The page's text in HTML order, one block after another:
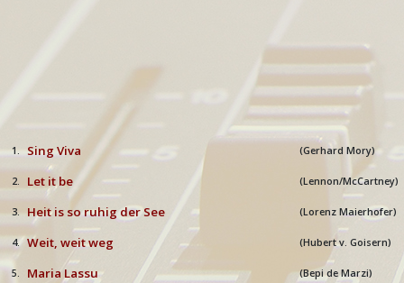
1. Sing Viva (Gerhard Mory)
2. Let it be (Lennon/McCartney)
3. Heit is so ruhig der See (Lorenz Maierhofer)
4. Weit, weit weg (Hubert v. Goisern)
5. Maria Lassu (Bepi de Marzi)